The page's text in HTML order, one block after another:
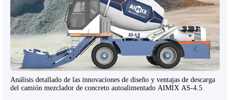
Análisis detallado de las innovaciones de diseño y ventajas de descarga
del camión mezclador de concreto autoalimentado AIMIX AS-4.5